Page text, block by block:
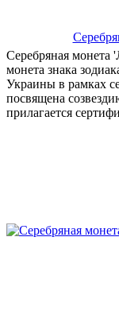
Серебряная монета
монета знака
Украины в рамках
посвящена
прилагается